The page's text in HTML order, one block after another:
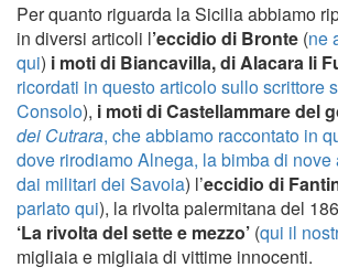
Per quanto riguarda la Sicilia abbiamo
in diversi articoli l’eccidio di Bronte (ne
qui) i moti di Biancavilla, di Alacara li
ricordati in questo articolo sullo scrittore
Consolo), i moti di Castellammare del
dei Cutrara, che abbiamo raccontato in
dove rirodiamo Alnega, la bimba di nove
dai militari dei Savoia) l’eccidio di
parlato qui), la rivolta palermitana del
‘La rivolta del sette e mezzo’ (qui il
migliaia e migliaia di vittime innocenti.